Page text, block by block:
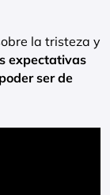
la tristeza y
expectativas
ser de